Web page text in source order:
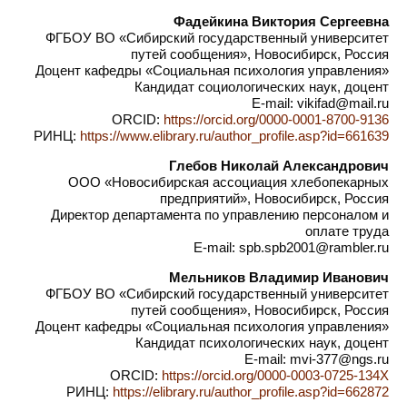
Фадейкина Виктория Сергеевна
ФГБОУ ВО «Сибирский государственный университет
путей сообщения», Новосибирск, Россия
Доцент кафедры «Социальная психология управления»
Кандидат социологических наук, доцент
E-mail: vikifad@mail.ru
ORCID: https://orcid.org/0000-0001-8700-9136
РИНЦ: https://www.elibrary.ru/author_profile.asp?id=661639
Глебов Николай Александрович
ООО «Новосибирская ассоциация хлебопекарных
предприятий», Новосибирск, Россия
Директор департамента по управлению персоналом и
оплате труда
E-mail: spb.spb2001@rambler.ru
Мельников Владимир Иванович
ФГБОУ ВО «Сибирский государственный университет
путей сообщения», Новосибирск, Россия
Доцент кафедры «Социальная психология управления»
Кандидат психологических наук, доцент
E-mail: mvi-377@ngs.ru
ORCID: https://orcid.org/0000-0003-0725-134X
РИНЦ: https://elibrary.ru/author_profile.asp?id=662872